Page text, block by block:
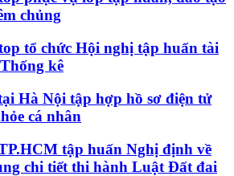
chủng
tổ chức Hội nghị tập huấn tài
kê
Hà Nội tập hợp hồ sơ điện tử
cá nhân
tập huấn Nghị định về
chi tiết thi hành Luật Đất đai